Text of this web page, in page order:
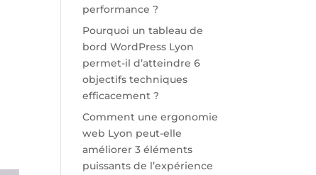
performance ?
Pourquoi un tableau de
bord WordPress Lyon
permet-il d’atteindre 6
objectifs techniques
efficacement ?
Comment une ergonomie
web Lyon peut-elle
améliorer 3 éléments
puissants de l’expérience